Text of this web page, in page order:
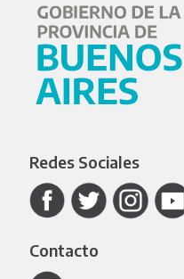
Redes Sociales
Contacto